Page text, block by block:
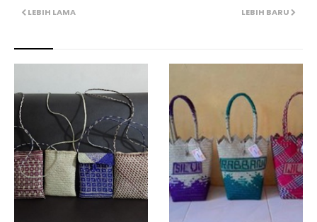
LEBIH BARU
LEBIH LAMA